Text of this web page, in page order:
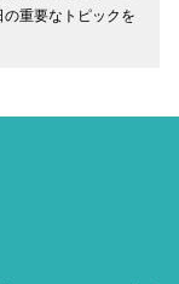
重要なトピックを